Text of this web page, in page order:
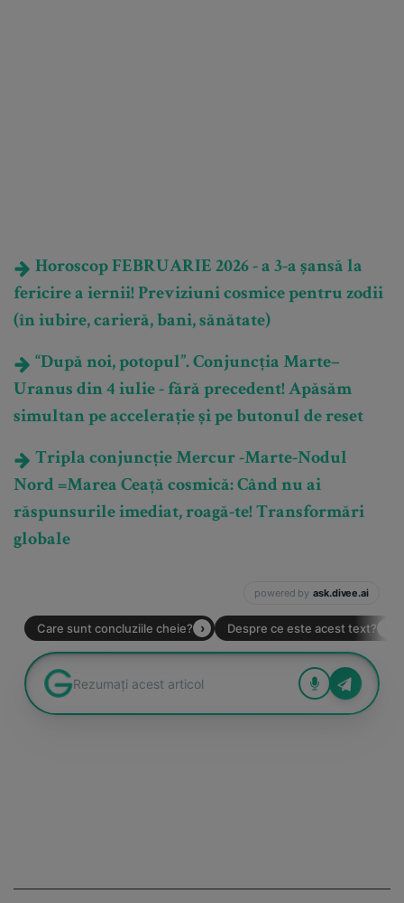
Horoscop FEBRUARIE 2026 - a 3-a șansă la
fericire a iernii! Previziuni cosmice pentru zodii
(în iubire, carieră, bani, sănătate)
“După noi, potopul”. Conjuncția Marte–
Uranus din 4 iulie - fără precedent! Apăsăm
simultan pe accelerație și pe butonul de reset
Tripla conjuncție Mercur -Marte-Nodul
Nord =Marea Ceață cosmică: Când nu ai
răspunsurile imediat, roagă-te! Transformări
globale